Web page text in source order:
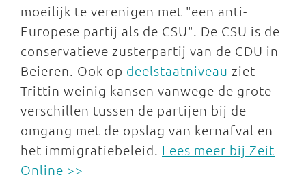
moeilijk te verenigen met "een anti-
Europese partij als de CSU". De CSU is de
conservatieve zusterpartij van de CDU in
Beieren. Ook op deelstaatniveau ziet
Trittin weinig kansen vanwege de grote
verschillen tussen de partijen bij de
omgang met de opslag van kernafval en
het immigratiebeleid. Lees meer bij Zeit
Online >>